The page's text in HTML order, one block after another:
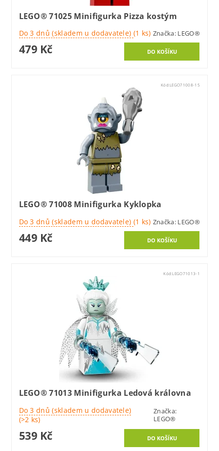
LEGO® 71025 Minifigurka Pizza kostým
Do 3 dnů (skladem u dodavatele) (1 ks) Značka: LEGO®
479 Kč
Kód:LEGO71008-15
LEGO® 71008 Minifigurka Kyklopka
Do 3 dnů (skladem u dodavatele) (1 ks) Značka: LEGO®
449 Kč
Kód:LEGO71013-1
LEGO® 71013 Minifigurka Ledová královna
Do 3 dnů (skladem u dodavatele)
(>2 ks)
Značka:
LEGO®
539 Kč